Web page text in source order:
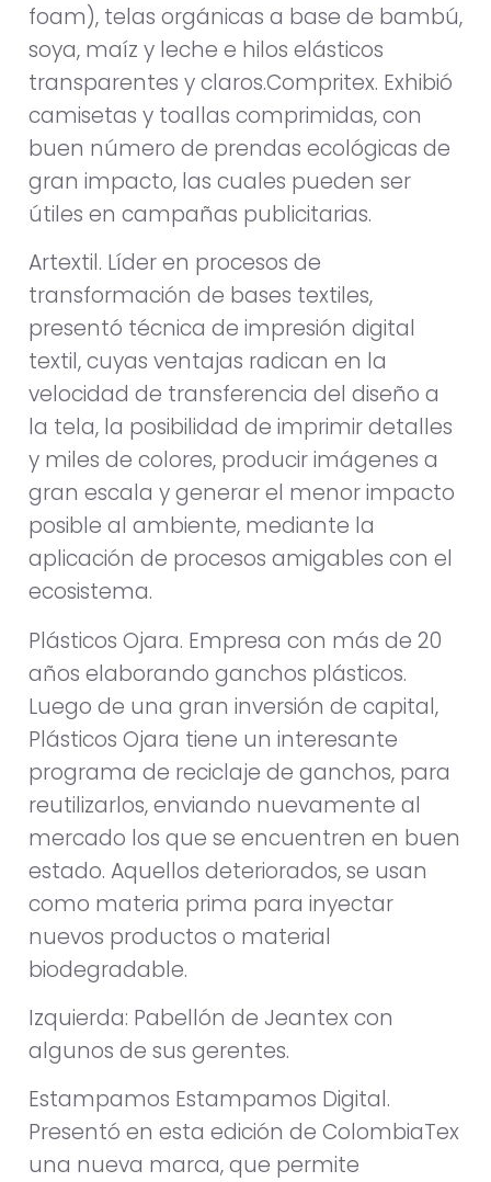
foam), telas orgánicas a base de bambú,
soya, maíz y leche e hilos elásticos
transparentes y claros.Compritex. Exhibió
camisetas y toallas comprimidas, con
buen número de prendas ecológicas de
gran impacto, las cuales pueden ser
útiles en campañas publicitarias.
Artextil. Líder en procesos de
transformación de bases textiles,
presentó técnica de impresión digital
textil, cuyas ventajas radican en la
velocidad de transferencia del diseño a
la tela, la posibilidad de imprimir detalles
y miles de colores, producir imágenes a
gran escala y generar el menor impacto
posible al ambiente, mediante la
aplicación de procesos amigables con el
ecosistema.
Plásticos Ojara. Empresa con más de 20
años elaborando ganchos plásticos.
Luego de una gran inversión de capital,
Plásticos Ojara tiene un interesante
programa de reciclaje de ganchos, para
reutilizarlos, enviando nuevamente al
mercado los que se encuentren en buen
estado. Aquellos deteriorados, se usan
como materia prima para inyectar
nuevos productos o material
biodegradable.
Izquierda: Pabellón de Jeantex con
algunos de sus gerentes.
Estampamos Estampamos Digital.
Presentó en esta edición de ColombiaTex
una nueva marca, que permite